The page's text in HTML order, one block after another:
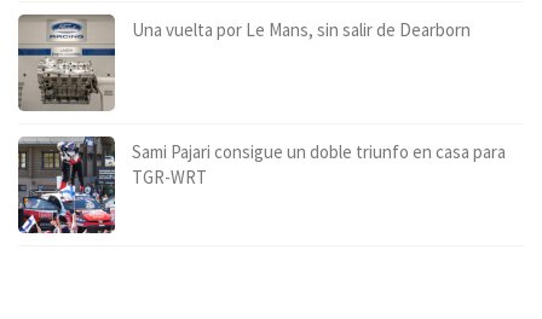
Una vuelta por Le Mans, sin salir de Dearborn
Sami Pajari consigue un doble triunfo en casa para
TGR-WRT